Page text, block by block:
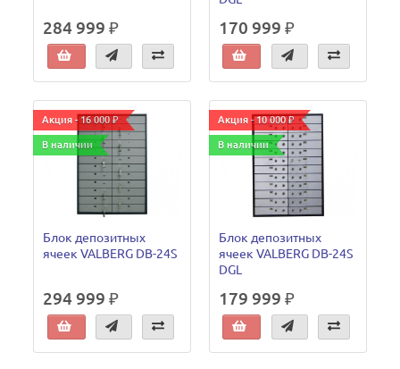
284 999 ₽ 170 999 ₽
Акция - 16 000 ₽
В наличии
Блок депозитных
ячеек VALBERG DB-24S
294 999 ₽
Акция - 10 000 ₽
В наличии
Блок депозитных
ячеек VALBERG DB-24S
DGL
179 999 ₽